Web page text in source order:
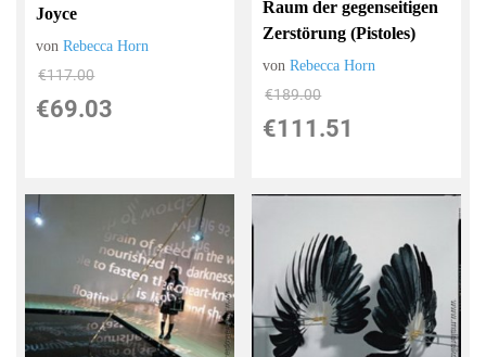
Joyce
vonRebecca Horn
€117.00
€69.03
Raum der gegenseitigen
Zerstörung (Pistoles)
vonRebecca Horn
€189.00
€111.51